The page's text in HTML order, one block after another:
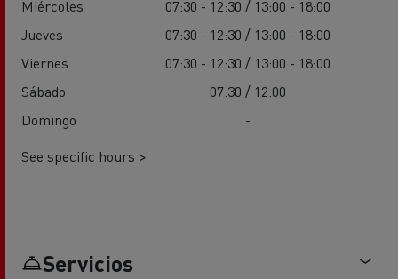
Miércoles
07:30 - 12:30 / 13:00 - 18:00
Jueves
07:30 - 12:30 / 13:00 - 18:00
Viernes
07:30 - 12:30 / 13:00 - 18:00
Sábado
07:30 / 12:00
Domingo
-
See specific hours >
Servicios